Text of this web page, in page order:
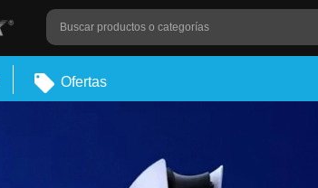
Ofertas